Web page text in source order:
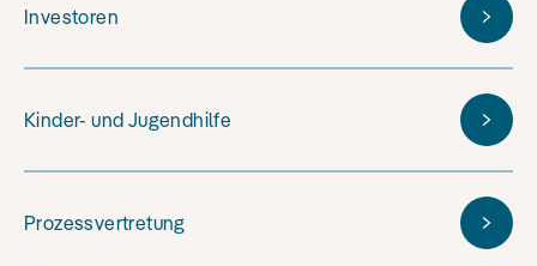
Investoren
Kinder- und Jugendhilfe
Prozessvertretung